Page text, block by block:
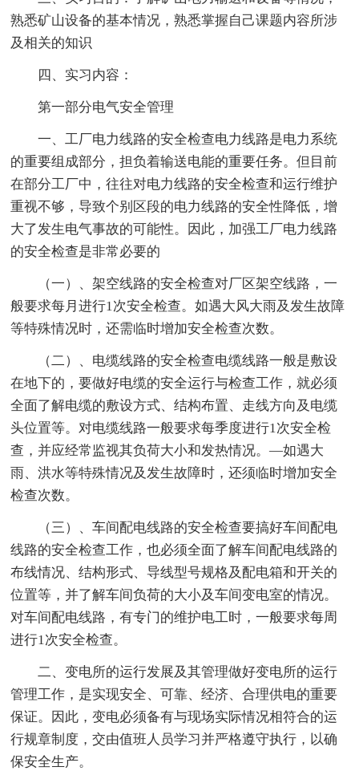
熟悉矿山设备的基本情况，熟悉掌握自己课题内容所涉
及相关的知识
四、实习内容：
第一部分电气安全管理
一、工厂电力线路的安全检查电力线路是电力系统
的重要组成部分，担负着输送电能的重要任务。但目前
在部分工厂中，往往对电力线路的安全检查和运行维护
重视不够，导致个别区段的电力线路的安全性降低，增
大了发生电气事故的可能性。因此，加强工厂电力线路
的安全检查是非常必要的
（一）、架空线路的安全检查对厂区架空线路，一
般要求每月进行1次安全检查。如遇大风大雨及发生故障
等特殊情况时，还需临时增加安全检查次数。
（二）、电缆线路的安全检查电缆线路一般是敷设
在地下的，要做好电缆的安全运行与检查工作，就必须
全面了解电缆的敷设方式、结构布置、走线方向及电缆
头位置等。对电缆线路一般要求每季度进行1次安全检
查，并应经常监视其负荷大小和发热情况。—如遇大
雨、洪水等特殊情况及发生故障时，还须临时增加安全
检查次数。
（三）、车间配电线路的安全检查要搞好车间配电
线路的安全检查工作，也必须全面了解车间配电线路的
布线情况、结构形式、导线型号规格及配电箱和开关的
位置等，并了解车间负荷的大小及车间变电室的情况。
对车间配电线路，有专门的维护电工时，一般要求每周
进行1次安全检查。
二、变电所的运行发展及其管理做好变电所的运行
管理工作，是实现安全、可靠、经济、合理供电的重要
保证。因此，变电必须备有与现场实际情况相符合的运
行规章制度，交由值班人员学习并严格遵守执行，以确
保安全生产。